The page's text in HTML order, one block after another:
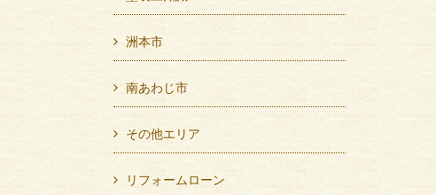
洲本市
南あわじ市
その他エリア
リフォームローン